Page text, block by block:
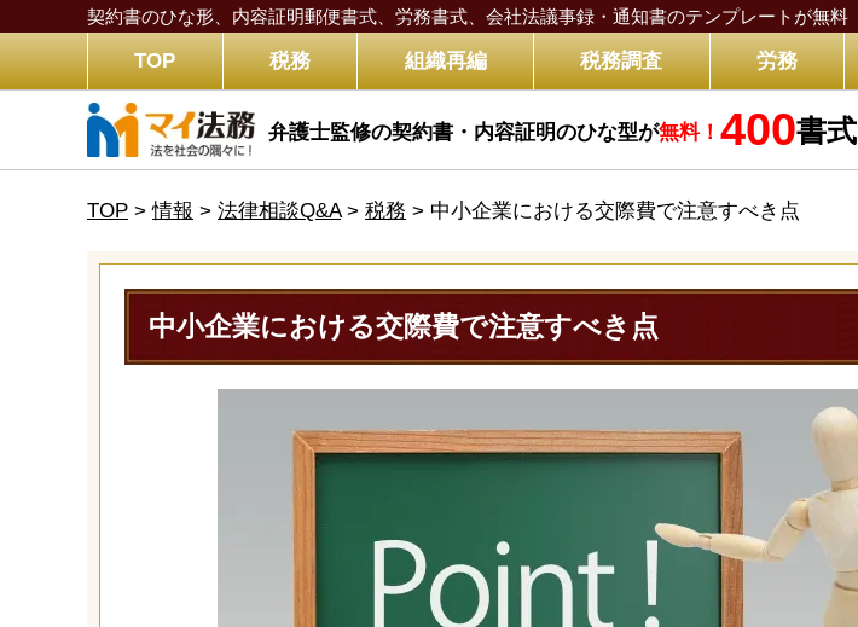
契約書のひな形、内容証明郵便書式、労務書式、 会社法議事録・通知書のテンプレートが無料
TOP 税務 組織再編 税務調査 労務
弁護士監修の契約書・内容証明のひな型が無料！ 400書式
TOP >情報 > 法律相談Q&A> 税務 > 中小企業における交際費で注意すべき点
中小企業における交際費で注意すべき点